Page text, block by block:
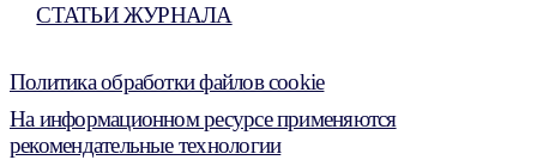
СТАТЬИ ЖУРНАЛА
Политика обработки файлов cookie
На информационном ресурсе применяются
рекомендательные технологии